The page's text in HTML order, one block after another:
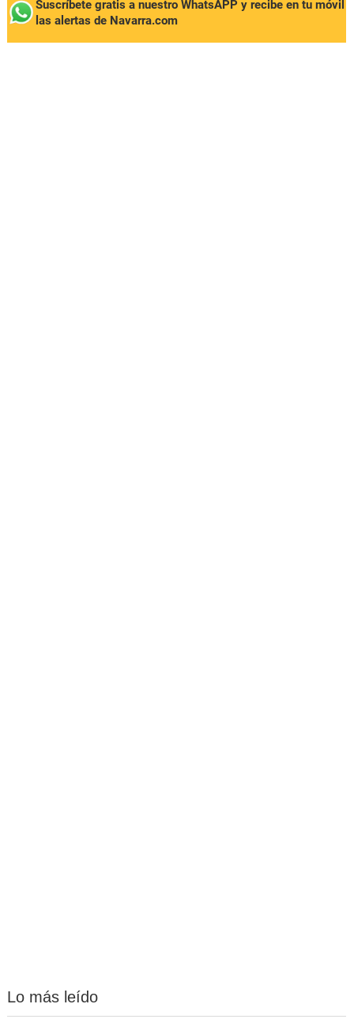
Suscríbete gratis a nuestro WhatsAPP y recibe en tu móvil
las alertas de Navarra.com
Lo más leído